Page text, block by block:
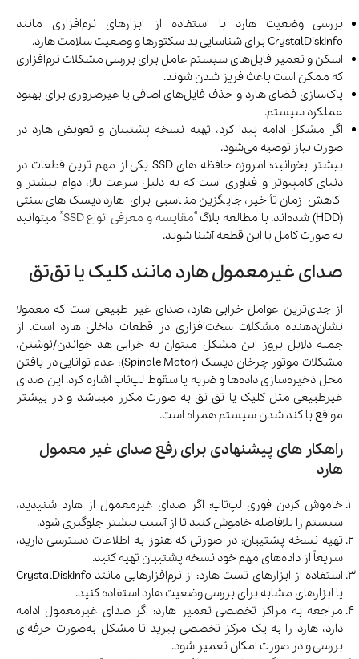
بررسی وضعیت هارد با استفاده از ابزارهای نرم‌افزاری مانند
CrystalDiskInfo برای شناسایی بد سکتورها و وضعیت سلامت هارد.
اسکن و تعمیر فایل‌های سیستم عامل برای بررسی مشکلات نرم‌افزاری
که ممکن است باعث فریز شدن شوند.
پاک‌سازی فضای هارد و حذف فایل‌های اضافی یا غیرضروری برای بهبود
عملکرد سیستم.
اگر مشکل ادامه پیدا کرد، تهیه نسخه پشتیبان و تعویض هارد در
صورت نیاز توصیه می‌شود.
بیشتر بخوانید: امروزه حافظه های SSD یکی از مهم ترین قطعات در
دنیای کامپیوتر و فناوری است که به دلیل سرعت بالا، دوام بیشتر و
کاهش زمان تأخیر، جایگزین مناسبی برای هارد دیسک‌های سنتی
(HDD) شده‌اند. با مطالعه بلاگ “
مقایسه و معرفی انواع SSD
” میتوانید
به صورت کامل با این قطعه آشنا شوید.
صدای غیرمعمول هارد مانند کلیک یا تق‌تق
از جدی‌ترین عوامل خرابی هارد، صدای غیر طبیعی است که معمولا
نشان‌دهنده مشکلات سخت‌افزاری در قطعات داخلی هارد است. از
جمله دلایل بروز این مشکل میتوان به خرابی هد خواندن/نوشتن،
مشکلات موتور چرخان دیسک (Spindle Motor)، عدم توانایی در یافتن
محل ذخیره‌سازی داده‌ها و ضربه یا سقوط لپ‌تاپ اشاره کرد. این صدای
غیرطبیعی مثل کلیک یا تق تق به صورت مکرر میباشد و در بیشتر
مواقع با کند شدن سیستم همراه است.
راهکار های پیشنهادی برای رفع صدای غیر معمول
هارد
خاموش کردن فوری لپ‌تاپ: اگر صدای غیرمعمول از هارد شنیدید،
سیستم را بلافاصله خاموش کنید تا از آسیب بیشتر جلوگیری شود.
تهیه نسخه پشتیبان: در صورتی که هنوز به اطلاعات دسترسی دارید،
سریعاً از داده‌های مهم خود نسخه پشتیبان تهیه کنید.
استفاده از ابزارهای تست هارد: از نرم‌افزارهایی مانند CrystalDiskInfo
یا ابزارهای مشابه برای بررسی وضعیت هارد استفاده کنید.
مراجعه به مراکز تخصصی تعمیر هارد: اگر صدای غیرمعمول ادامه
دارد، هارد را به یک مرکز تخصصی ببرید تا مشکل به‌صورت حرفه‌ای
بررسی و در صورت امکان تعمیر شود.